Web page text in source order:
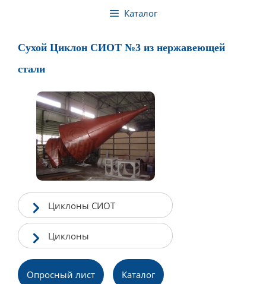
Каталог
Сухой Циклон СИОТ №3 из нержавеющей
стали
Циклоны СИОТ
Циклоны
Опросный лист Каталог